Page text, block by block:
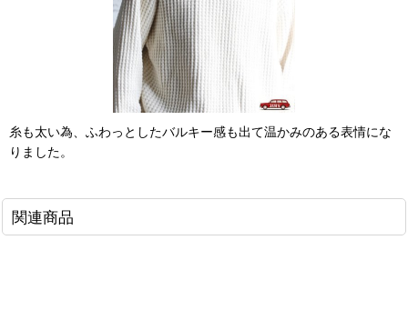
糸も太い為、ふわっとしたバルキー感も出て温かみのある表情にな
りました。
関連商品